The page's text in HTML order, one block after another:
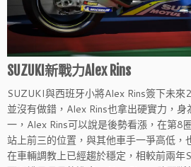
SUZUKI新戰力Alex Rins
SUZUKI與西班牙小將Alex Rins簽下未來
並沒有做錯，Alex Rins也拿出硬實力，
一，Alex Rins可以說是後勢看漲，在第8
站上前三的位置，與其他車手一爭高低
在車輛調教上已經趨於穩定，相較前兩年